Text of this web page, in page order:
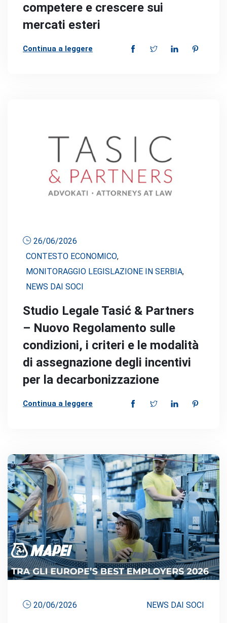
competere e crescere sui
mercati esteri
Continua a leggere
26/06/2026
CONTESTO ECONOMICO,
MONITORAGGIO LEGISLAZIONE IN SERBIA,
NEWS DAI SOCI
Studio Legale Tasić & Partners
– Nuovo Regolamento sulle
condizioni, i criteri e le modalità
di assegnazione degli incentivi
per la decarbonizzazione
Continua a leggere
20/06/2026 NEWS DAI SOCI